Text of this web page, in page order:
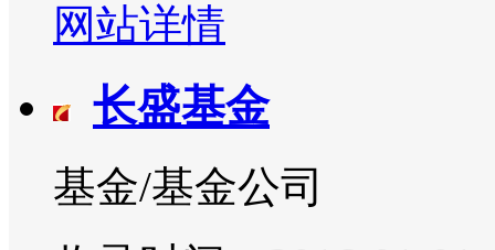
网站详情
长盛基金
基金/基金公司